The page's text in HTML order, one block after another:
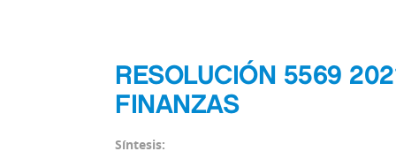
RESOLUCIÓN 5569
FINANZAS
Síntesis: